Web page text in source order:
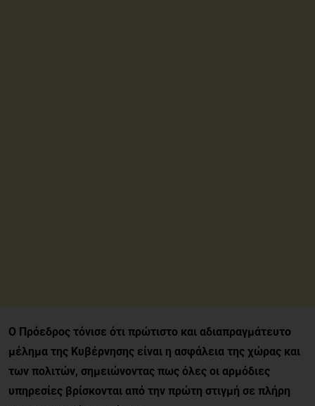
Ο Πρόεδρος τόνισε ότι πρώτιστο και αδιαπραγμάτευτο
μέλημα της Κυβέρνησης είναι η ασφάλεια της χώρας και
των πολιτών, σημειώνοντας πως όλες οι αρμόδιες
υπηρεσίες βρίσκονται από την πρώτη στιγμή σε πλήρη